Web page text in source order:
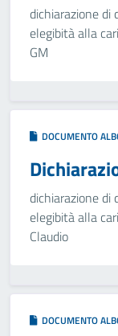
dichiarazione di
elegibità alla
GM
DOCUMENTO
dichiarazione di
elegibità alla
Claudio
DOCUMENTO